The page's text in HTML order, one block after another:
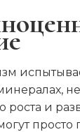
роста и
просто